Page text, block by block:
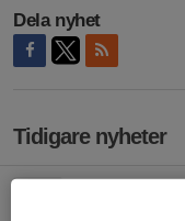
Dela nyhet
Tidigare nyheter